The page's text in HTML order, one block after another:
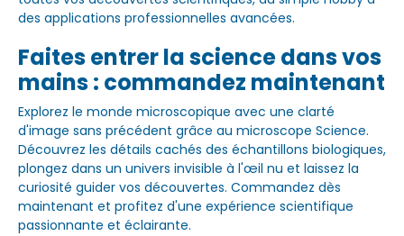
des applications professionnelles avancées.
Faites entrer la science dans vos
mains : commandez maintenant
Explorez le monde microscopique avec une clarté
d'image sans précédent grâce au microscope Science.
Découvrez les détails cachés des échantillons biologiques,
plongez dans un univers invisible à l'œil nu et laissez la
curiosité guider vos découvertes. Commandez dès
maintenant et profitez d'une expérience scientifique
passionnante et éclairante.